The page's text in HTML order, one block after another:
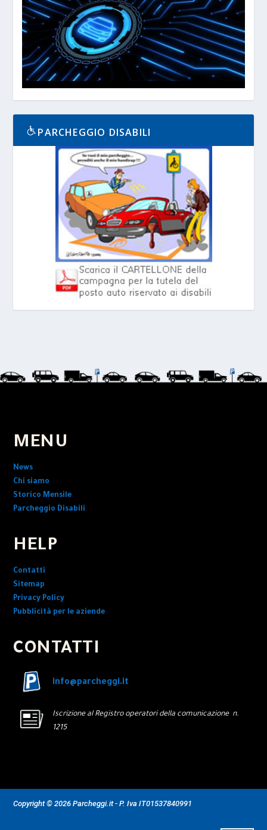
PARCHEGGIO DISABILI
MENU
News
Chi siamo
Storico Mensile
Parcheggio Disabili
HELP
Contatti
Sitemap
Privacy Policy
Pubblicità per le aziende
CONTATTI
info@parcheggi.it
Iscrizione al Registro operatori della comunicazione n.
1215
Copyright © 2026 Parcheggi.it - P. Iva IT01537840991